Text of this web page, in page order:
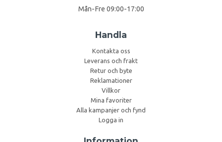
Mån-Fre 09:00-17:00
Handla
Kontakta oss
Leverans och frakt
Retur och byte
Reklamationer
Villkor
Mina favoriter
Alla kampanjer och fynd
Logga in